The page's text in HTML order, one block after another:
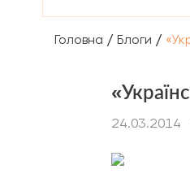
Головна / Блоги /
24.03.2014